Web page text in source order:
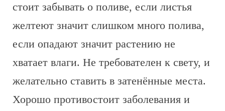
стоит забывать о поливе, если листья
желтеют значит слишком много полива,
если опадают значит растению не
хватает влаги. Не требователен к свету, и
желательно ставить в затенённые места.
Хорошо противостоит заболевания и